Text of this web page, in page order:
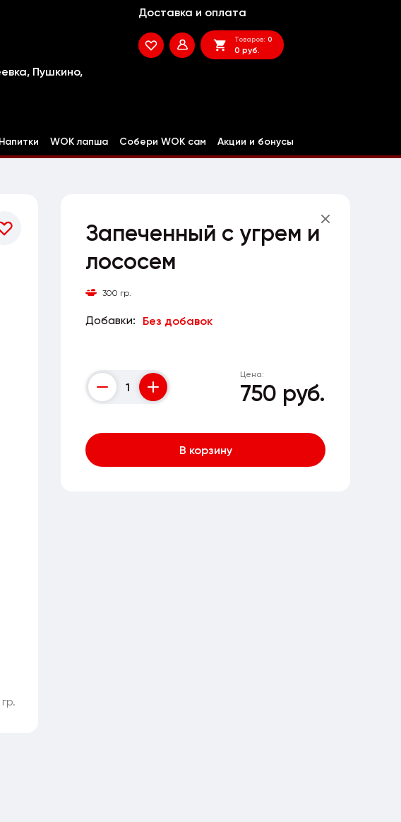
Доставка и оплата
Товаров: 0
0 руб.
Пушкино,
Напитки WOK лапша Собери WOK сам Акции и бонусы
Запеченный с угрем и
лососем
300 гр.
Добавки: Без добавок
Counter
Цена:
750 руб.
В корзину